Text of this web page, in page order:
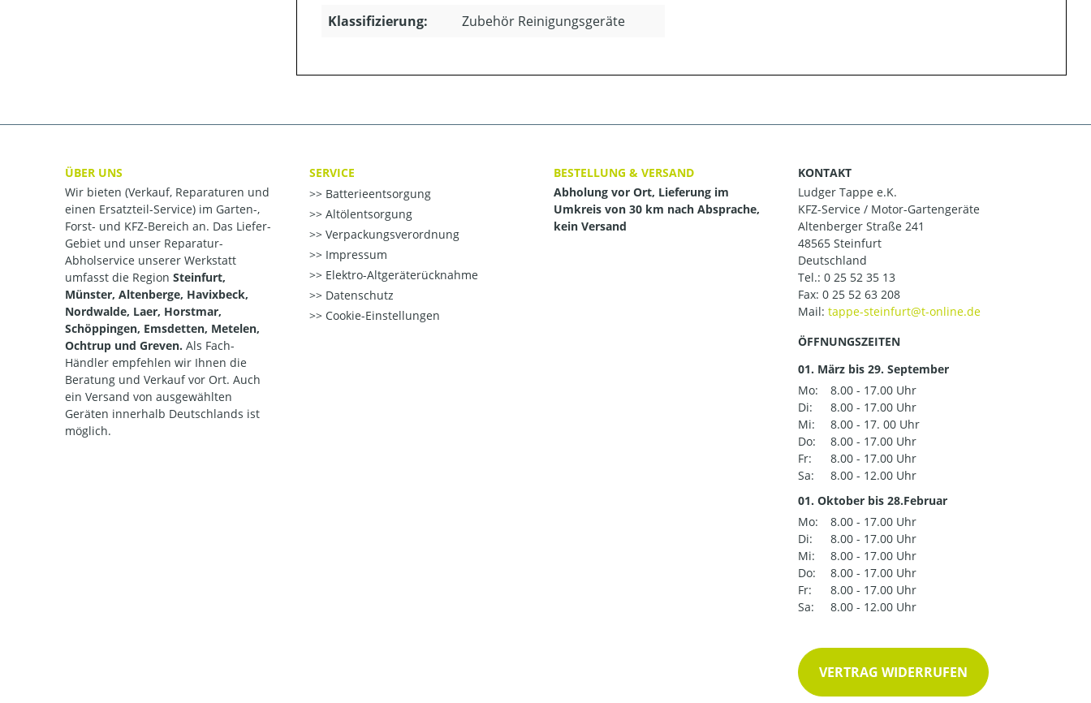
Klassifizierung: Zubehör Reinigungsgeräte
ÜBER UNS
Wir bieten (Verkauf, Reparaturen und
einen Ersatzteil-Service) im Garten-,
Forst- und KFZ-Bereich an. Das Liefer-
Gebiet und unser Reparatur-
Abholservice unserer Werkstatt
umfasst die Region Steinfurt,
Münster, Altenberge, Havixbeck,
Nordwalde, Laer, Horstmar,
Schöppingen, Emsdetten, Metelen,
Ochtrup und Greven. Als Fach-
Händler empfehlen wir Ihnen die
Beratung und Verkauf vor Ort. Auch
ein Versand von ausgewählten
Geräten innerhalb Deutschlands ist
möglich.
SERVICE
Batterieentsorgung
Altölentsorgung
Verpackungsverordnung
Impressum
Elektro-Altgeräterücknahme
Datenschutz
Cookie-Einstellungen
BESTELLUNG & VERSAND
Abholung vor Ort, Lieferung im
Umkreis von 30 km nach Absprache,
kein Versand
KONTAKT
Ludger Tappe e.K.
KFZ-Service / Motor-Gartengeräte
Altenberger Straße 241
48565 Steinfurt
Deutschland
Tel.: 0 25 52 35 13
Fax: 0 25 52 63 208
Mail:
ÖFFNUNGSZEITEN
01. März bis 29. September
Mo:
8.00 - 17.00 Uhr
Di:
8.00 - 17.00 Uhr
Mi:
8.00 - 17. 00 Uhr
Do:
8.00 - 17.00 Uhr
Fr:
8.00 - 17.00 Uhr
Sa:
8.00 - 12.00 Uhr
01. Oktober bis 28.Februar
Mo:
8.00 - 17.00 Uhr
Di:
8.00 - 17.00 Uhr
Mi:
8.00 - 17.00 Uhr
Do:
8.00 - 17.00 Uhr
Fr:
8.00 - 17.00 Uhr
Sa:
8.00 - 12.00 Uhr
VERTRAG WIDERRUFEN